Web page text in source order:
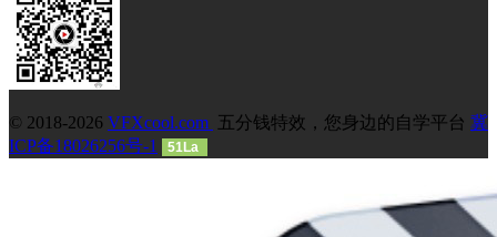
© 2018-2026 VFXcool.com 五分钱特效，您身边的自学平台 冀
ICP备18026256号-1
51La